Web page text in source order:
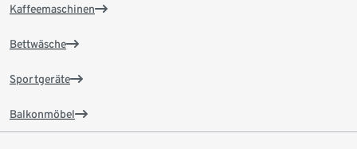
Kaffeemaschinen
Bettwäsche
Sportgeräte
Balkonmöbel